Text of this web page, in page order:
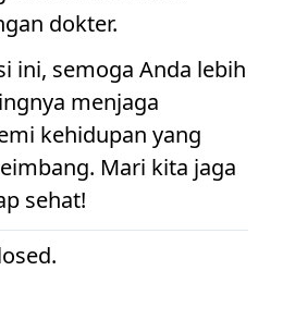
dokter.
ini, semoga Anda lebih
menjaga
kehidupan yang
Mari kita jaga
sehat!